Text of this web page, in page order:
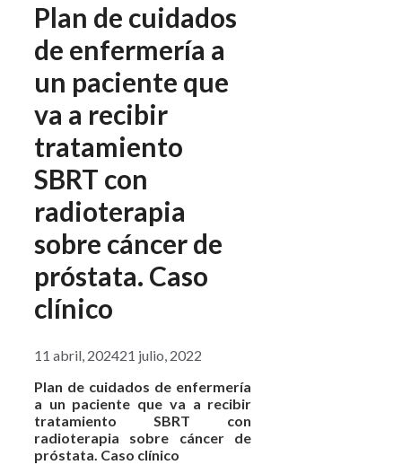
Plan de cuidados
de enfermería a
un paciente que
va a recibir
tratamiento
SBRT con
radioterapia
sobre cáncer de
próstata. Caso
clínico
11 abril, 202421 julio, 2022
Plan de cuidados de enfermería
a un paciente que va a recibir
tratamiento SBRT con
radioterapia sobre cáncer de
próstata. Caso clínico